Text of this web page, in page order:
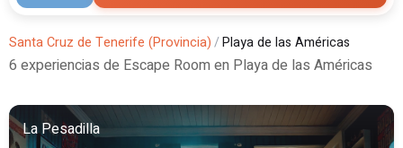
Santa Cruz de Tenerife (Provincia)/Playa de las Américas
6 experiencias de Escape Room en Playa de las Américas
La Pesadilla